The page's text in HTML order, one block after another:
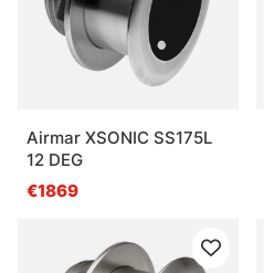
Airmar XSONIC SS175L
12 DEG
€1869